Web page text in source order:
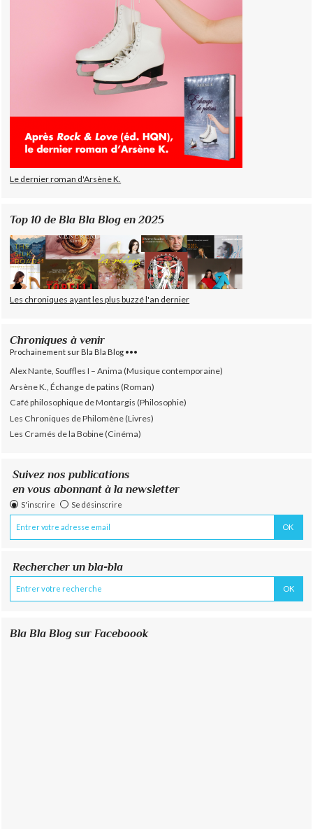
Le dernier roman d'Arsène K.
Top 10 de Bla Bla Blog en 2025
Les chroniques ayant les plus buzzé l'an dernier
Chroniques à venir
Prochainement sur Bla Bla Blog •••
Alex Nante, Souffles I – Anima (Musique contemporaine)
Arsène K., Échange de patins (Roman)
Café philosophique de Montargis (Philosophie)
Les Chroniques de Philomène (Livres)
Les Cramés de la Bobine (Cinéma)
Suivez nos publications
en vous abonnant à la newsletter
S'inscrire Se désinscrire
Rechercher un bla-bla
Bla Bla Blog sur Faceboook